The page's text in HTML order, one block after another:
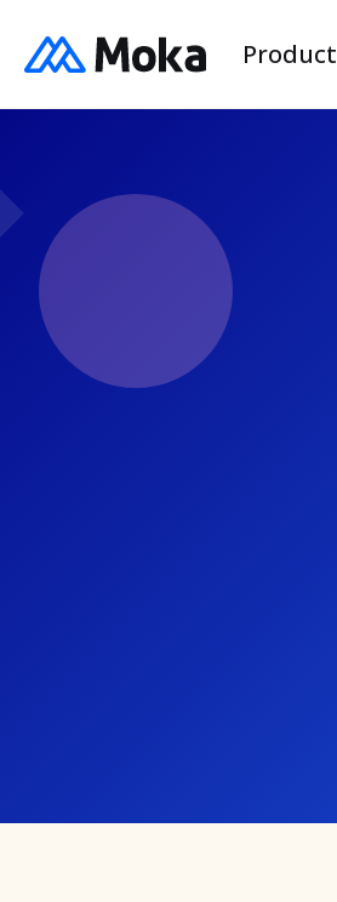
Product